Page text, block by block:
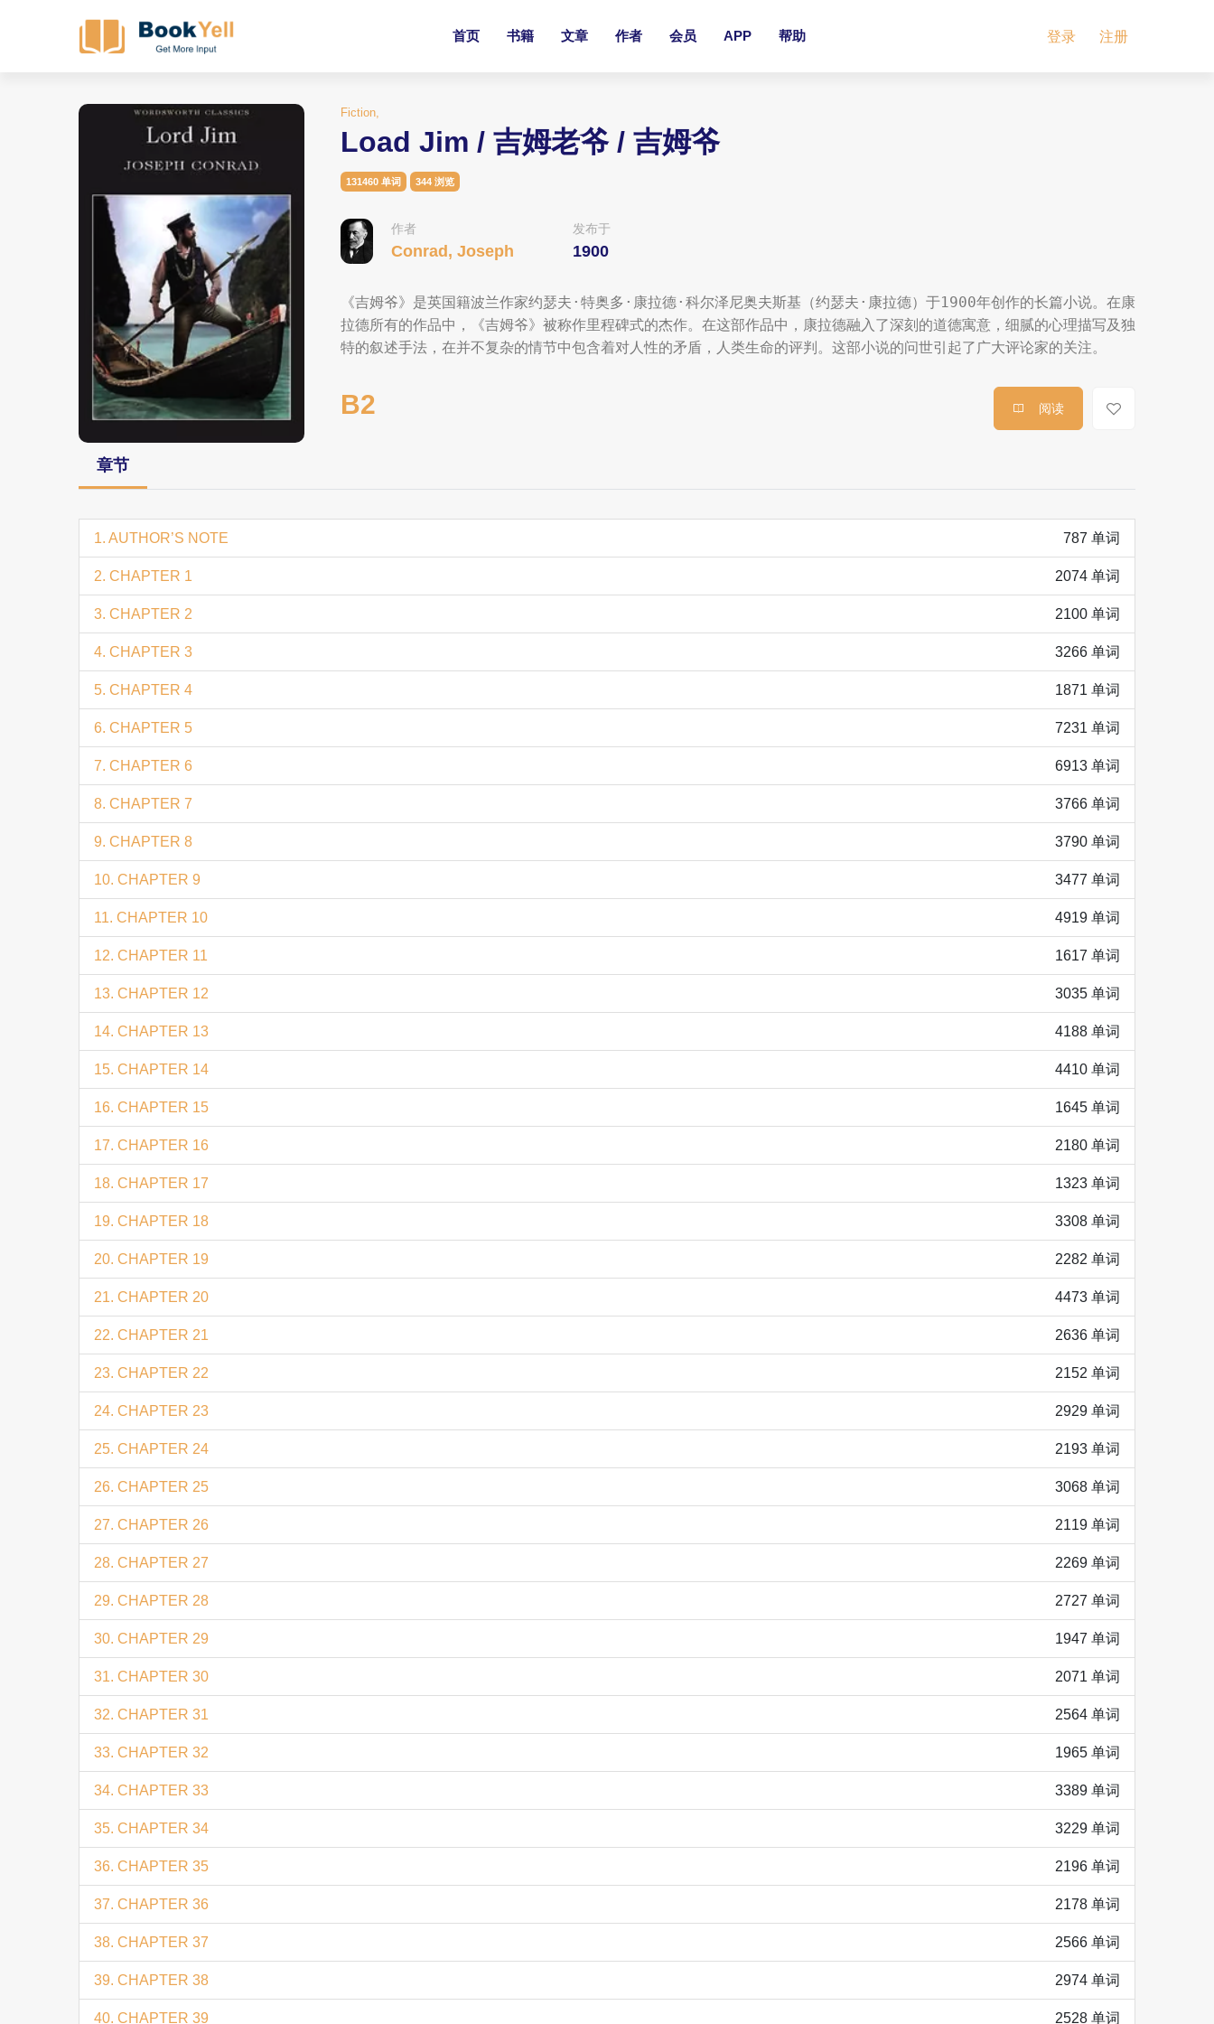
登录 注册
首页 书籍 文章 作者 会员 APP 帮助
Fiction,
Load Jim / 吉姆老爷 / 吉姆爷
131460 单词 344 浏览
作者
Conrad, Joseph
发布于
1900
《吉姆爷》是英国籍波兰作家约瑟夫·特奥多·康拉德·科尔泽尼奥夫斯基（约瑟夫·康拉德）于1900年创作的长篇小说。在康
拉德所有的作品中，《吉姆爷》被称作里程碑式的杰作。在这部作品中，康拉德融入了深刻的道德寓意，细腻的心理描写及独
特的叙述手法，在并不复杂的情节中包含着对人性的矛盾，人类生命的评判。这部小说的问世引起了广大评论家的关注。
B2 阅读
章节
1. AUTHOR’S NOTE 787 单词
2. CHAPTER 1 2074 单词
3. CHAPTER 2 2100 单词
4. CHAPTER 3 3266 单词
5. CHAPTER 4 1871 单词
6. CHAPTER 5 7231 单词
7. CHAPTER 6 6913 单词
8. CHAPTER 7 3766 单词
9. CHAPTER 8 3790 单词
10. CHAPTER 9 3477 单词
11. CHAPTER 10 4919 单词
12. CHAPTER 11 1617 单词
13. CHAPTER 12 3035 单词
14. CHAPTER 13 4188 单词
15. CHAPTER 14 4410 单词
16. CHAPTER 15 1645 单词
17. CHAPTER 16 2180 单词
18. CHAPTER 17 1323 单词
19. CHAPTER 18 3308 单词
20. CHAPTER 19 2282 单词
21. CHAPTER 20 4473 单词
22. CHAPTER 21 2636 单词
23. CHAPTER 22 2152 单词
24. CHAPTER 23 2929 单词
25. CHAPTER 24 2193 单词
26. CHAPTER 25 3068 单词
27. CHAPTER 26 2119 单词
28. CHAPTER 27 2269 单词
29. CHAPTER 28 2727 单词
30. CHAPTER 29 1947 单词
31. CHAPTER 30 2071 单词
32. CHAPTER 31 2564 单词
33. CHAPTER 32 1965 单词
34. CHAPTER 33 3389 单词
35. CHAPTER 34 3229 单词
36. CHAPTER 35 2196 单词
37. CHAPTER 36 2178 单词
38. CHAPTER 37 2566 单词
39. CHAPTER 38 2974 单词
40. CHAPTER 39 2528 单词